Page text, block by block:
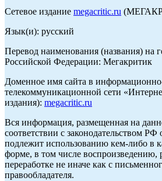
Сетевое издание megacritic.ru
Язык(и): русский
Перевод наименования (названия) на
Российской Федерации: Мегакритик
Доменное имя сайта в
телекоммуникационной сети
издания): megacritic.ru
Вся информация, размещенная на
соответствии с законодательством РФ
подлежит использованию кем-либо в
форме, в том числе воспроизведению,
переработке не иначе как с
правообладателя.